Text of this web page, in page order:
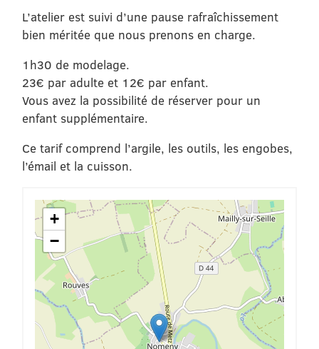
L’atelier est suivi d’une pause rafraîchissement
bien méritée que nous prenons en charge.
1h30 de modelage.
23€ par adulte et 12€ par enfant.
Vous avez la possibilité de réserver pour un
enfant supplémentaire.
Ce tarif comprend l’argile, les outils, les engobes,
l’émail et la cuisson.
+
−